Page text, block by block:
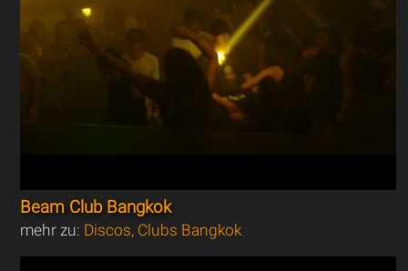
Beam Club Bangkok
mehr zu: Discos, Clubs Bangkok